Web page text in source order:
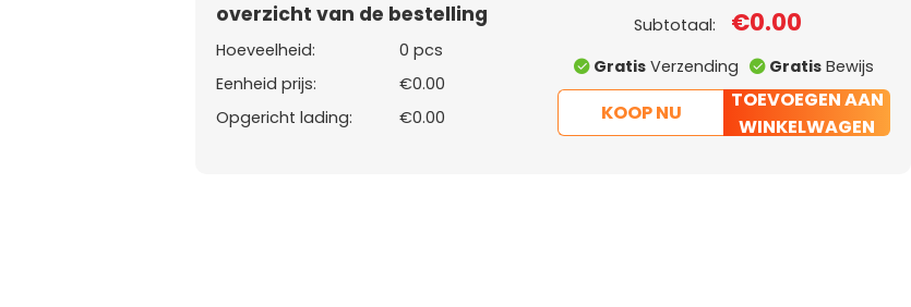
overzicht van de bestelling
Hoeveelheid:
0 pcs
Eenheid prijs:
€0.00
Opgericht lading:
€0.00
Subtotaal: €0.00
GratisVerzending GratisBewijs
KOOP NU
TOEVOEGEN AAN
WINKELWAGEN